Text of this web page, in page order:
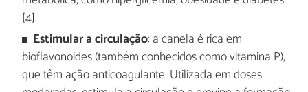
[4].
Estimular a circulação: a canela é rica em
bioflavonoides (também conhecidos como vitamina P),
que têm ação anticoagulante. Utilizada ​​em doses